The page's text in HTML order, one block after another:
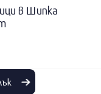
в Шипка